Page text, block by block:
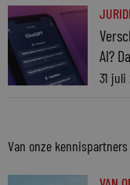
AI?
31 juli
Van onze kennispartners